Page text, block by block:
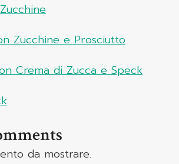
Zucchine e Prosciutto
Crema di Zucca e Speck
da mostrare.